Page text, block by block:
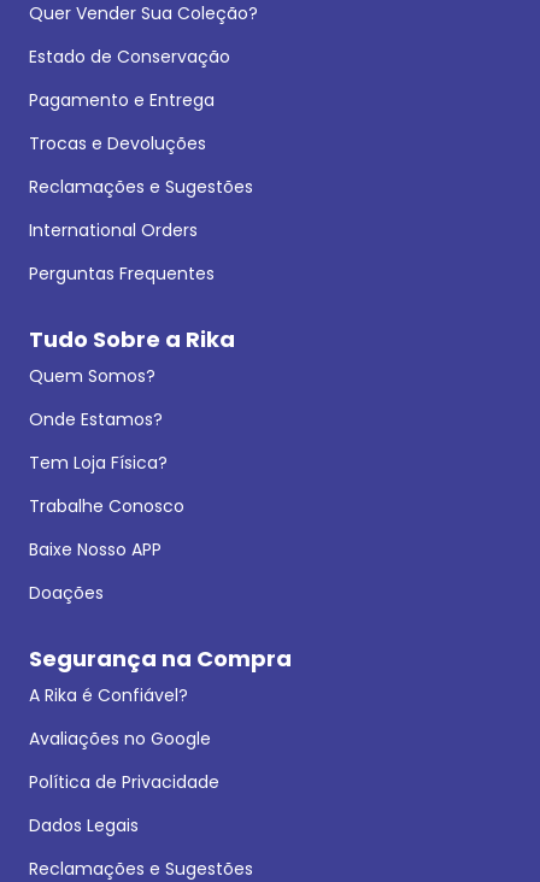
Quer Vender Sua Coleção?
Estado de Conservação
Pagamento e Entrega
Trocas e Devoluções
Reclamações e Sugestões
International Orders
Perguntas Frequentes
Tudo Sobre a Rika
Quem Somos?
Onde Estamos?
Tem Loja Física?
Trabalhe Conosco
Baixe Nosso APP
Doações
Segurança na Compra
A Rika é Confiável?
Avaliações no Google
Política de Privacidade
Dados Legais
Reclamações e Sugestões